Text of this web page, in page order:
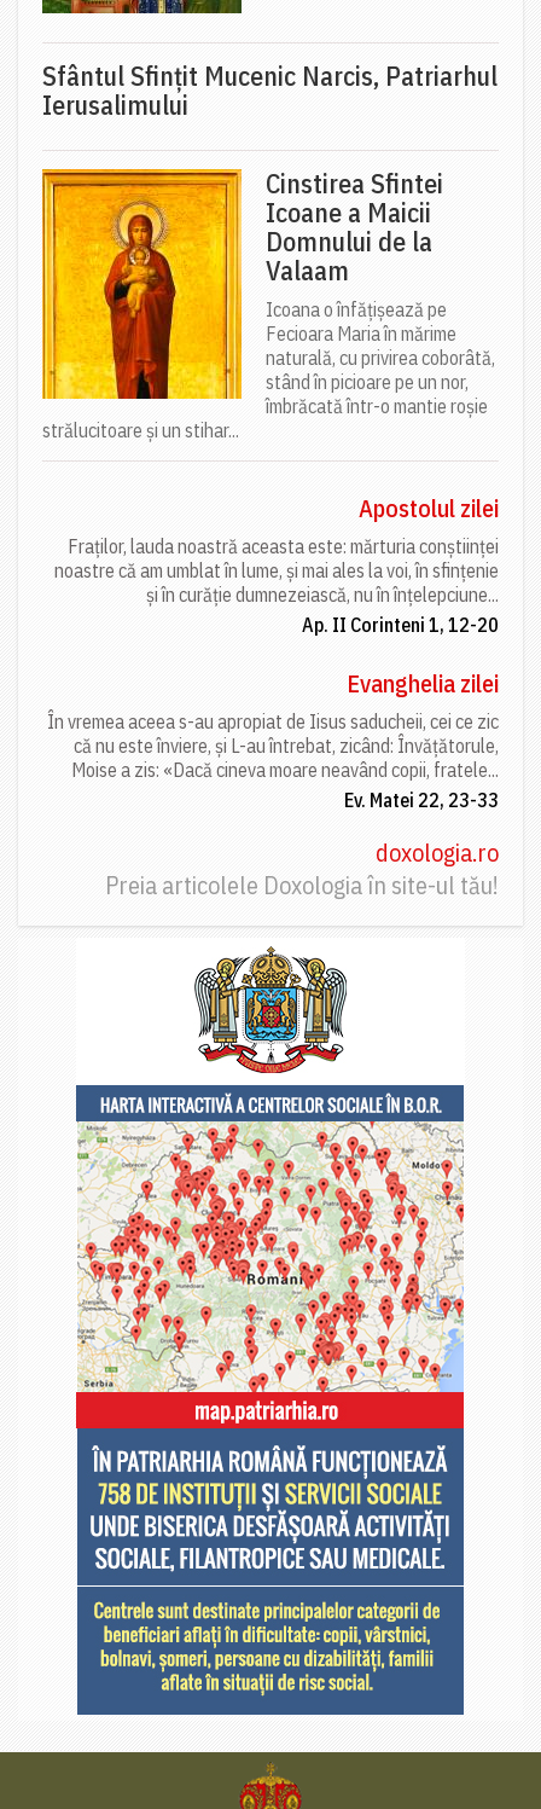
Sfântul Sfinţit Mucenic Narcis, Patriarhul
Ierusalimului
Cinstirea Sfintei
Icoane a Maicii
Domnului de la
Valaam
Icoana o înfățișează pe
Fecioara Maria în mărime
naturală, cu privirea coborâtă,
stând în picioare pe un nor,
îmbrăcată într-o mantie roșie
strălucitoare și un stihar...
Apostolul zilei
Fraților, lauda noastră aceasta este: mărturia conștiinței
noastre că am umblat în lume, și mai ales la voi, în sfințenie
și în curăție dumnezeiască, nu în înțelepciune...
Ap. II Corinteni 1, 12-20
Evanghelia zilei
În vremea aceea s-au apropiat de Iisus saducheii, cei ce zic
că nu este înviere, și L-au întrebat, zicând: Învățătorule,
Moise a zis: «Dacă cineva moare neavând copii, fratele...
Ev. Matei 22, 23-33
doxologia.ro
Preia articolele Doxologia în site-ul tău!